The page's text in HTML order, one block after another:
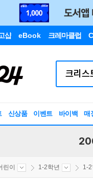
샵 eBook 크레마클럽
신상품 이벤트 바이백 매
린이 1-2학년 1-